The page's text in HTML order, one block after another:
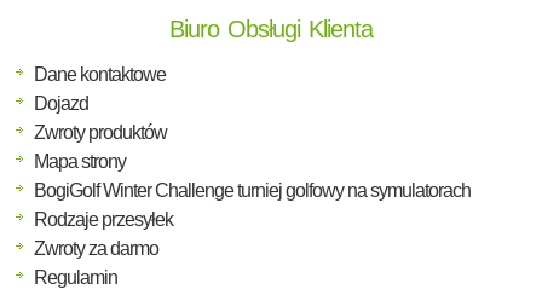
Biuro Obsługi Klienta
Dane kontaktowe
Dojazd
Zwroty produktów
Mapa strony
BogiGolf Winter Challenge turniej golfowy na symulatorach
Rodzaje przesyłek
Zwroty za darmo
Regulamin